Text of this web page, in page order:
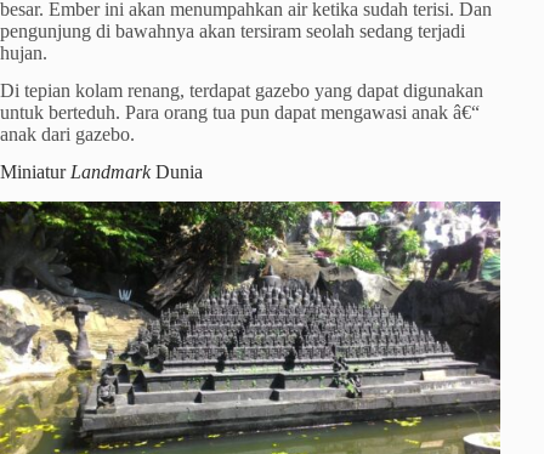
besar. Ember ini akan menumpahkan air ketika sudah terisi. Dan
pengunjung di bawahnya akan tersiram seolah sedang terjadi
hujan.
Di tepian kolam renang, terdapat gazebo yang dapat digunakan
untuk berteduh. Para orang tua pun dapat mengawasi anak â€“
anak dari gazebo.
Miniatur LandmarkDunia